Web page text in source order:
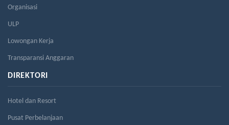
Organisasi
ULP
Lowongan Kerja
Transparansi Anggaran
DIREKTORI
Hotel dan Resort
Pusat Perbelanjaan